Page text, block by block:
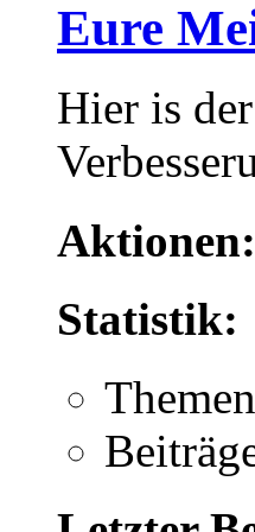
Eure
Hier is
Aktionen:
Statistik: